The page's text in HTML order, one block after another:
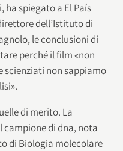
spiegato a El País
dell’Istituto di
le conclusioni di
perché il film «non
scienziati non sappiamo
di merito. La
di dna, nota
di Biologia molecolare